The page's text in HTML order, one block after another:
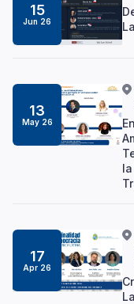
15
Jun 26
13
May 26
17
Apr 26